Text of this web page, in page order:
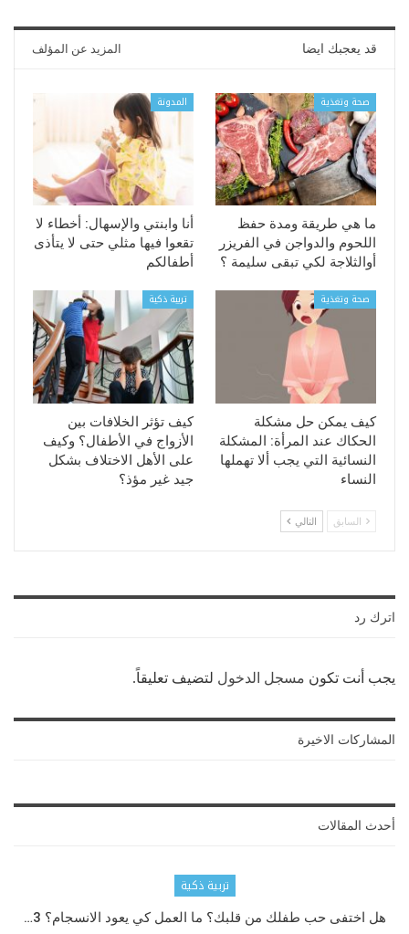
قد يعجبك ايضا المزيد عن المؤلف
صحة وتغذية
ما هي طريقة ومدة حفظ
اللحوم والدواجن في الفريزر
أوالثلاجة لكي تبقى سليمة ؟
المدونة
أنا وابنتي والإسهال: أخطاء لا
تقعوا فيها مثلي حتى لا يتأذى
أطفالكم
صحة وتغذية
كيف يمكن حل مشكلة
الحكاك عند المرأة: المشكلة
النسائية التي يجب ألا تهملها
النساء
تربية ذكية
كيف تؤثر الخلافات بين
الأزواج في الأطفال؟ وكيف
على الأهل الاختلاف بشكل
جيد غير مؤذ؟
السابق التالي
اترك رد
يجب أنت تكون مسجل الدخول لتضيف تعليقاً.
المشاركات الاخيرة
أحدث المقالات
تربية ذكية
هل اختفى حب طفلك من قلبك؟ ما العمل كي يعود الانسجام؟ 3…